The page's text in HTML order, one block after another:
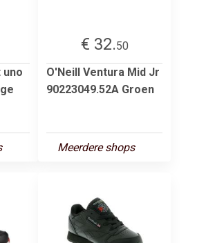
€ 32.50
O'Neill Ventura Mid Jr
90223049.52A Groen
Meerdere shops